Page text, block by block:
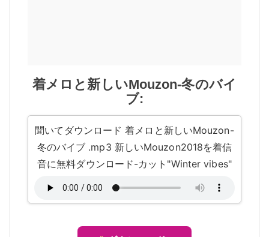
着メロと新しいMouzon-冬のバイ
ブ:
聞いてダウンロード 着メロと新しいMouzon-
冬のバイブ .mp3 新しいMouzon2018を着信
音に無料ダウンロード-カット"Winter vibes"